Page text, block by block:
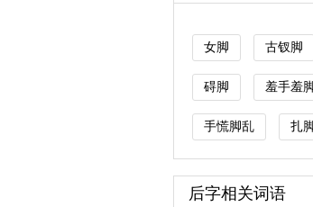
女脚 古钗脚
碍脚 羞手羞
手慌脚乱 扎
后字相关词语